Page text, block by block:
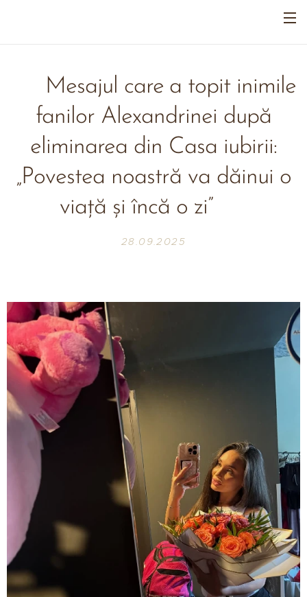
🤍 Mesajul care a topit inimile
fanilor Alexandrinei după
eliminarea din Casa iubirii:
„Povestea noastră va dăinui o
viață și încă o zi” 🤍
28.09.2025